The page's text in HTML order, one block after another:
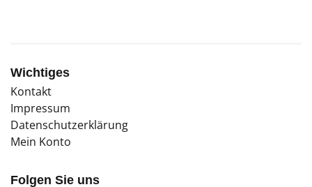
Wichtiges
Kontakt
Impressum
Datenschutzerklärung
Mein Konto
Folgen Sie uns